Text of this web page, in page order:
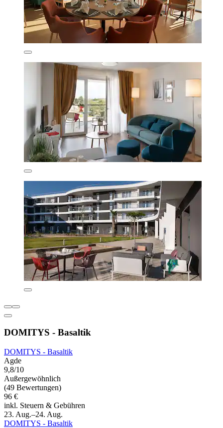
DOMITYS - Basaltik
DOMITYS - Basaltik
Agde
9,8/10
Außergewöhnlich
(49 Bewertungen)
96 €
inkl. Steuern & Gebühren
23. Aug.–24. Aug.
DOMITYS - Basaltik